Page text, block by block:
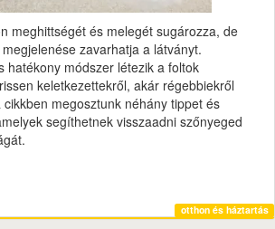
meghittségét és melegét sugározza, de
zavarhatja a látványt.
hatékony módszer létezik a foltok
keletkezettekről, akár régebbiekről
megosztunk néhány tippet és
segíthetnek visszaadni szőnyeged
otthon és háztartás